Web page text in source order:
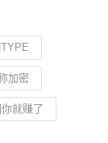
加密
就赚了